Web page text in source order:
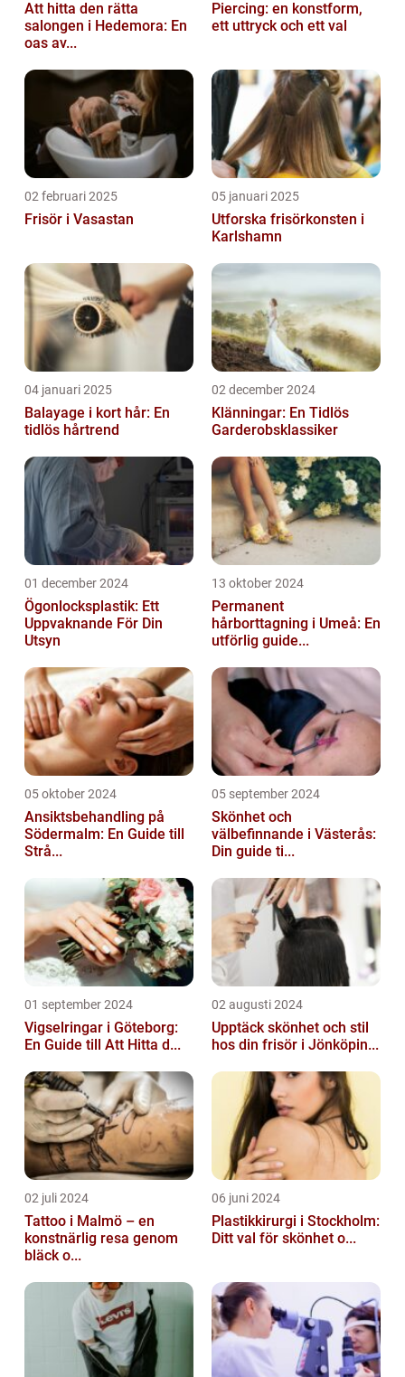
Att hitta den rätta
salongen i Hedemora: En
oas av...
Piercing: en konstform,
ett uttryck och ett val
02 februari 2025
Frisör i Vasastan
05 januari 2025
Utforska frisörkonsten i
Karlshamn
04 januari 2025
Balayage i kort hår: En
tidlös hårtrend
02 december 2024
Klänningar: En Tidlös
Garderobsklassiker
01 december 2024
Ögonlocksplastik: Ett
Uppvaknande För Din
Utsyn
13 oktober 2024
Permanent
hårborttagning i Umeå: En
utförlig guide...
05 oktober 2024
Ansiktsbehandling på
Södermalm: En Guide till
Strå...
05 september 2024
Skönhet och
välbefinnande i Västerås:
Din guide ti...
01 september 2024
Vigselringar i Göteborg:
En Guide till Att Hitta d...
02 augusti 2024
Upptäck skönhet och stil
hos din frisör i Jönköpin...
02 juli 2024
Tattoo i Malmö – en
konstnärlig resa genom
bläck o...
06 juni 2024
Plastikkirurgi i Stockholm:
Ditt val för skönhet o...